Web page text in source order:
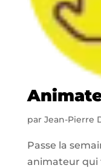
par Jean-Pierre
Passe la
animateur qui